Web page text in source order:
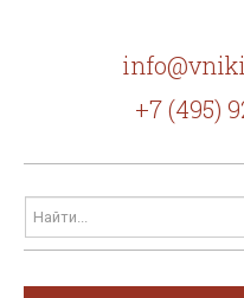
+7 (495)